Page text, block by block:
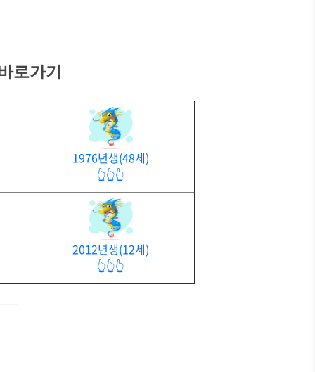
로가기
1976년생(48세)
👆👆👆
2012년생(12세)
👆👆👆